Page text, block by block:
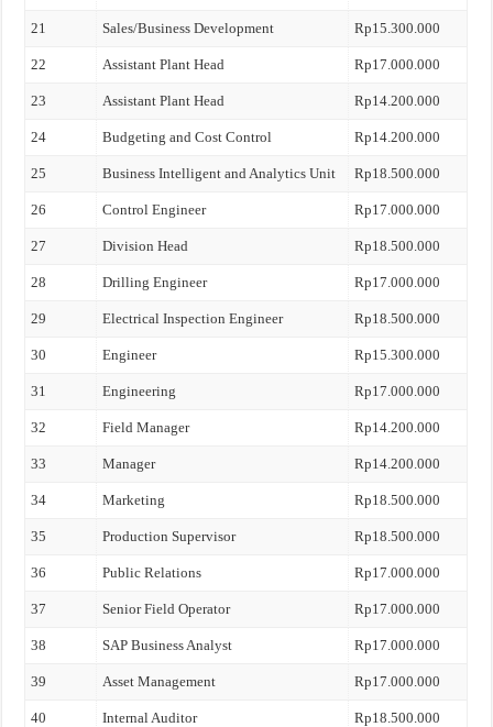
21 Sales/Business Development Rp15.300.000
22 Assistant Plant Head Rp17.000.000
23 Assistant Plant Head Rp14.200.000
24 Budgeting and Cost Control Rp14.200.000
25 Business Intelligent and Analytics Unit Rp18.500.000
26 Control Engineer Rp17.000.000
27 Division Head Rp18.500.000
28 Drilling Engineer Rp17.000.000
29 Electrical Inspection Engineer Rp18.500.000
30 Engineer Rp15.300.000
31 Engineering Rp17.000.000
32 Field Manager Rp14.200.000
33 Manager Rp14.200.000
34 Marketing Rp18.500.000
35 Production Supervisor Rp18.500.000
36 Public Relations Rp17.000.000
37 Senior Field Operator Rp17.000.000
38 SAP Business Analyst Rp17.000.000
39 Asset Management Rp17.000.000
40 Internal Auditor Rp18.500.000